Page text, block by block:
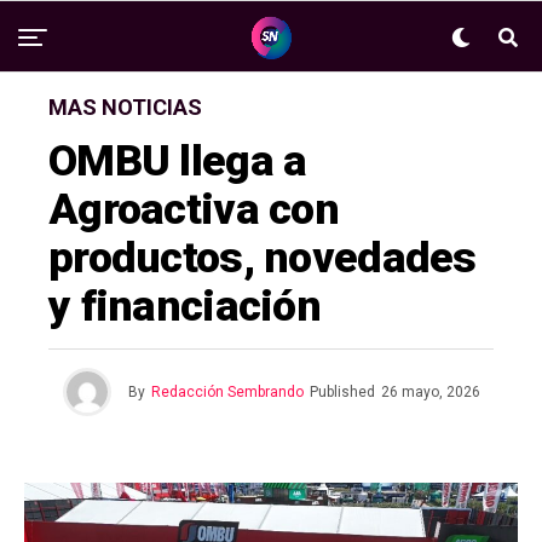
MAS NOTICIAS
OMBU llega a
Agroactiva con
productos, novedades
y financiación
By Redacción Sembrando Published 26 mayo, 2026